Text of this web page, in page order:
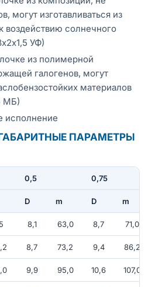
могут изготавливаться из
воздействию солнечного
УФ)
из полимерной
галогенов, могут
материалов
МБ)
исполнение
ПАРАМЕТРЫ
0,5 0,75
D m D m
8,1 63,0 8,7 71,0
8,7 73,2 9,4 86,2
9,9 95,0 10,6 107,0